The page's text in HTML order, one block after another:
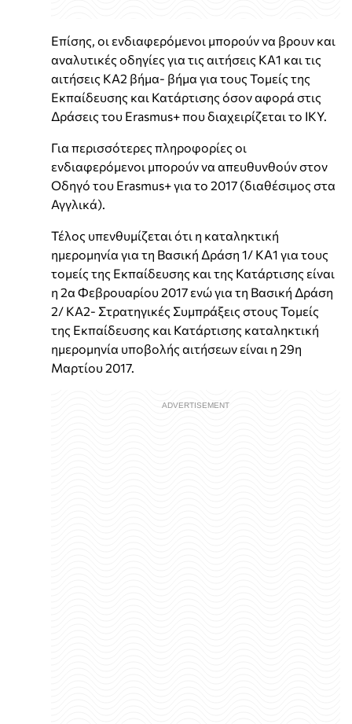
Επίσης, οι ενδιαφερόμενοι μπορούν να βρουν και
αναλυτικές οδηγίες για τις αιτήσεις ΚΑ1 και τις
αιτήσεις KA2 βήμα- βήμα για τους Τομείς της
Εκπαίδευσης και Κατάρτισης όσον αφορά στις
Δράσεις του Erasmus+ που διαχειρίζεται το ΙΚΥ.
Για περισσότερες πληροφορίες οι
ενδιαφερόμενοι μπορούν να απευθυνθούν στον
Οδηγό του Erasmus+ για το 2017 (διαθέσιμος στα
Αγγλικά).
Τέλος υπενθυμίζεται ότι η καταληκτική
ημερομηνία για τη Βασική Δράση 1/ ΚΑ1 για τους
τομείς της Εκπαίδευσης και της Κατάρτισης είναι
η 2α Φεβρουαρίου 2017 ενώ για τη Βασική Δράση
2/ ΚΑ2- Στρατηγικές Συμπράξεις στους Τομείς
της Εκπαίδευσης και Κατάρτισης καταληκτική
ημερομηνία υποβολής αιτήσεων είναι η 29η
Μαρτίου 2017.